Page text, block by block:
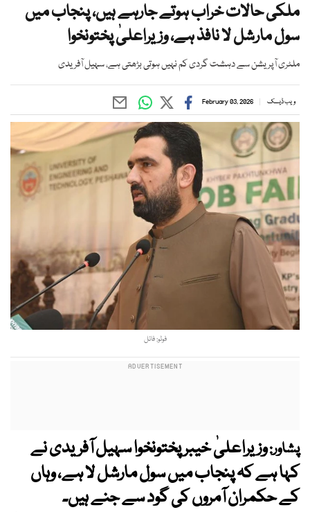
ملکی حالات خراب ہوتے جارہے ہیں، پنجاب میں
سول مارشل لا نافذ ہے، وزیراعلیٰ پختونخوا
ملٹری آپریشن سے دہشت گردی کم نہیں ہوتی بڑھتی ہے، سہیل آفریدی
ویب ڈیسک February 03, 2026
فوٹو: فائل
پشاور:وزیراعلیٰ خیبر پختونخوا سہیل آفریدی نے
کہا ہے کہ پنجاب میں سول مارشل لا ہے، وہاں
کے حکمران آمروں کی گود سے جنے ہیں۔